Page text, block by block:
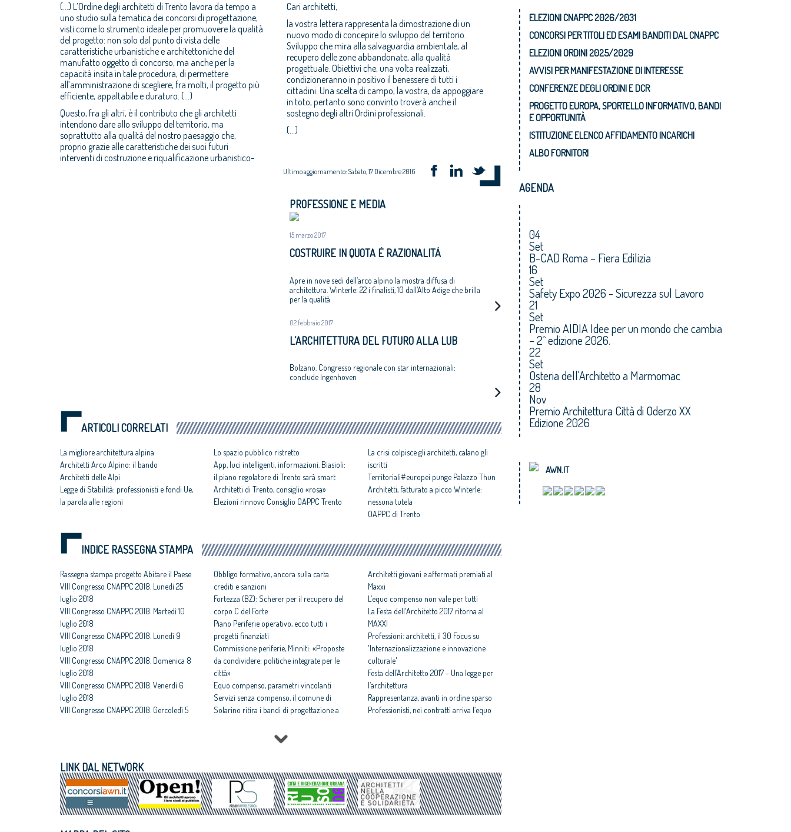
(...) L’Ordine degli architetti di Trento lavora da tempo a
uno studio sulla tematica dei concorsi di progettazione,
visti come lo strumento ideale per promuovere la qualità
del progetto: non solo dal punto di vista delle
caratteristiche urbanistiche e architettoniche del
manufatto oggetto di concorso, ma anche per la
capacità insita in tale procedura, di permettere
all’amministrazione di scegliere, fra molti, il progetto più
efficiente, appaltabile e duraturo. (...)
Questo, fra gli altri, è il contributo che gli architetti
intendono dare allo sviluppo del territorio, ma
soprattutto alla qualità del nostro paesaggio che,
proprio grazie alle caratteristiche dei suoi futuri
interventi di costruzione e riqualificazione urbanistico-
Cari architetti,
la vostra lettera rappresenta la dimostrazione di un
nuovo modo di concepire lo sviluppo del territorio.
Sviluppo che mira alla salvaguardia ambientale, al
recupero delle zone abbandonate, alla qualità
progettuale. Obiettivi che, una volta realizzati,
condizioneranno in positivo il benessere di tutti i
cittadini. Una scelta di campo, la vostra, da appoggiare
in toto, pertanto sono convinto troverà anche il
sostegno degli altri Ordini professionali.
(...)
Ultimo aggiornamento: Sabato, 17 Dicembre 2016
PROFESSIONE E MEDIA
15 marzo 2017
COSTRUIRE IN QUOTA È RAZIONALITÀ
Apre in nove sedi dell’arco alpino la mostra diffusa di
architettura. Winterle: 22 i finalisti, 10 dall’Alto Adige che brilla
per la qualità
02 febbraio 2017
L’ARCHITETTURA DEL FUTURO ALLA LUB
Bolzano. Congresso regionale con star internazionali:
conclude Ingenhoven
ARTICOLI CORRELATI
La migliore architettura alpina
Architetti Arco Alpino: il bando
Architetti delle Alpi
Legge di Stabilità: professionisti e fondi Ue,
la parola alle regioni
Lo spazio pubblico ristretto
App, luci intelligenti, informazioni. Biasioli:
il piano regolatore di Trento sarà smart
Architetti di Trento, consiglio «rosa»
Elezioni rinnovo Consiglio OAPPC Trento
La crisi colpisce gli architetti, calano gli
iscritti
Territoriali#europei punge Palazzo Thun
Architetti, fatturato a picco Winterle:
nessuna tutela
OAPPC di Trento
INDICE RASSEGNA STAMPA
Rassegna stampa progetto Abitare il Paese
VIII Congresso CNAPPC 2018. Lunedì 25
luglio 2018
VIII Congresso CNAPPC 2018. Martedì 10
luglio 2018
VIII Congresso CNAPPC 2018. Lunedì 9
luglio 2018
VIII Congresso CNAPPC 2018. Domenica 8
luglio 2018
VIII Congresso CNAPPC 2018. Venerdì 6
luglio 2018
VIII Congresso CNAPPC 2018. Gercoledì 5
luglio 2018
VIII Congresso CNAPPC 2018. Domenica 1
luglio 2018
Obbligo formativo, ancora sulla carta
crediti e sanzioni
Fortezza (BZ): Scherer per il recupero del
corpo C del Forte
Piano Periferie operativo, ecco tutti i
progetti finanziati
Commissione periferie, Minniti: «Proposte
da condividere: politiche integrate per le
città»
Equo compenso, parametri vincolanti
Servizi senza compenso, il comune di
Solarino ritira i bandi di progettazione a
All'architettura rispettosa dello studio
caravatti_caravatti il Premio architetto
Assegnati premi Architetto italiano e
Giovane talento 2017
Equo compenso, il CNAPPC ricorre alla
Corte Europea dei Diritti dell’Uomo
Architetti giovani e affermati premiati al
Maxxi
L’equo compenso non vale per tutti
La Festa dell'Architetto 2017 ritorna al
MAXXI
Professioni: architetti, il 30 Focus su
'Internazionalizzazione e innovazione
culturale'
Festa dell’Architetto 2017 - Una legge per
l’architettura
Rappresentanza, avanti in ordine sparso
Professionisti, nei contratti arriva l’equo
degradate
Architetti: 'Comune e Consiglio di Stato,
svilito interesse pubblico'
LINK DAL NETWORK
ELEZIONI CNAPPC 2026/2031
CONCORSI PER TITOLI ED ESAMI BANDITI DAL CNAPPC
ELEZIONI ORDINI 2025/2029
AVVISI PER MANIFESTAZIONE DI INTERESSE
CONFERENZE DEGLI ORDINI E DCR
PROGETTO EUROPA, SPORTELLO INFORMATIVO, BANDI
E OPPORTUNITÀ
ISTITUZIONE ELENCO AFFIDAMENTO INCARICHI
ALBO FORNITORI
AGENDA
04
Set
B-CAD Roma – Fiera Edilizia
16
Set
Safety Expo 2026 - Sicurezza sul Lavoro
21
Set
Premio AIDIA Idee per un mondo che cambia
– 2^ edizione 2026.
22
Set
Osteria dell'Architetto a Marmomac
28
Nov
Premio Architettura Città di Oderzo XX
Edizione 2026
AWN.IT